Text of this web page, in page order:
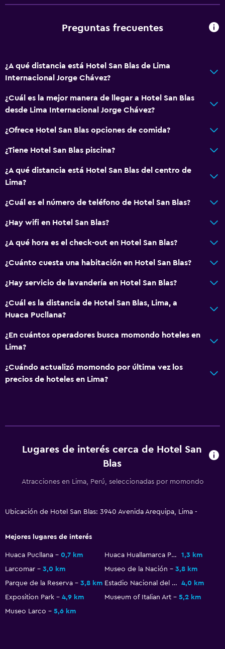
Accesibilidad y adecuación
Estacionamiento accesible
Almohada sin plumas
Plantas superiores accesibles por escaleras
Áreas designadas para fumadores
Baño
Tina de baño
Secador de pelo
Aseo
Baño privado
General
Vista a una calle tranquila
Habitaciones familiares
Zona de estar
Vista a la ciudad
Espacio de almacenamiento
Servicio de entrega de comida
Almuerzos para llevar
Restaurante
Bar/lounge
La comida se puede entregar en el alojamiento
Salud y seguridad
Preguntas frecuentes
¿A qué distancia está Hotel San Blas de Lima
Internacional Jorge Chávez?
¿Cuál es la mejor manera de llegar a Hotel San Blas
desde Lima Internacional Jorge Chávez?
¿Ofrece Hotel San Blas opciones de comida?
¿Tiene Hotel San Blas piscina?
¿A qué distancia está Hotel San Blas del centro de
Lima?
¿Cuál es el número de teléfono de Hotel San Blas?
¿Hay wifi en Hotel San Blas?
¿A qué hora es el check-out en Hotel San Blas?
¿Cuánto cuesta una habitación en Hotel San Blas?
¿Hay servicio de lavandería en Hotel San Blas?
¿Cuál es la distancia de Hotel San Blas, Lima, a
Huaca Pucllana?
¿En cuántos operadores busca momondo hoteles en
Lima?
¿Cuándo actualizó momondo por última vez los
precios de hoteles en Lima?
Lugares de interés cerca de Hotel San
Blas
Atracciones en Lima, Perú, seleccionadas por momondo
Ubicación de Hotel San Blas: 3940 Avenida Arequipa, Lima -
Mejores lugares de interés
Huaca Pucllana 0,7 km Huaca Huallamarca Pyramid
1,3 km
Larcomar
3,0 km Museo de la Nación
3,8 km
Parque de la Reserva
3,8 km Estadio Nacional del Perú
4,0 km
Exposition Park
4,9 km Museum of Italian Art
5,2 km
Museo Larco
5,6 km